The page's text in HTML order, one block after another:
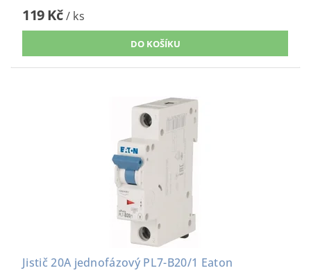
119 Kč/ ks
Jistič 20A jednofázový PL7-B20/1 Eaton